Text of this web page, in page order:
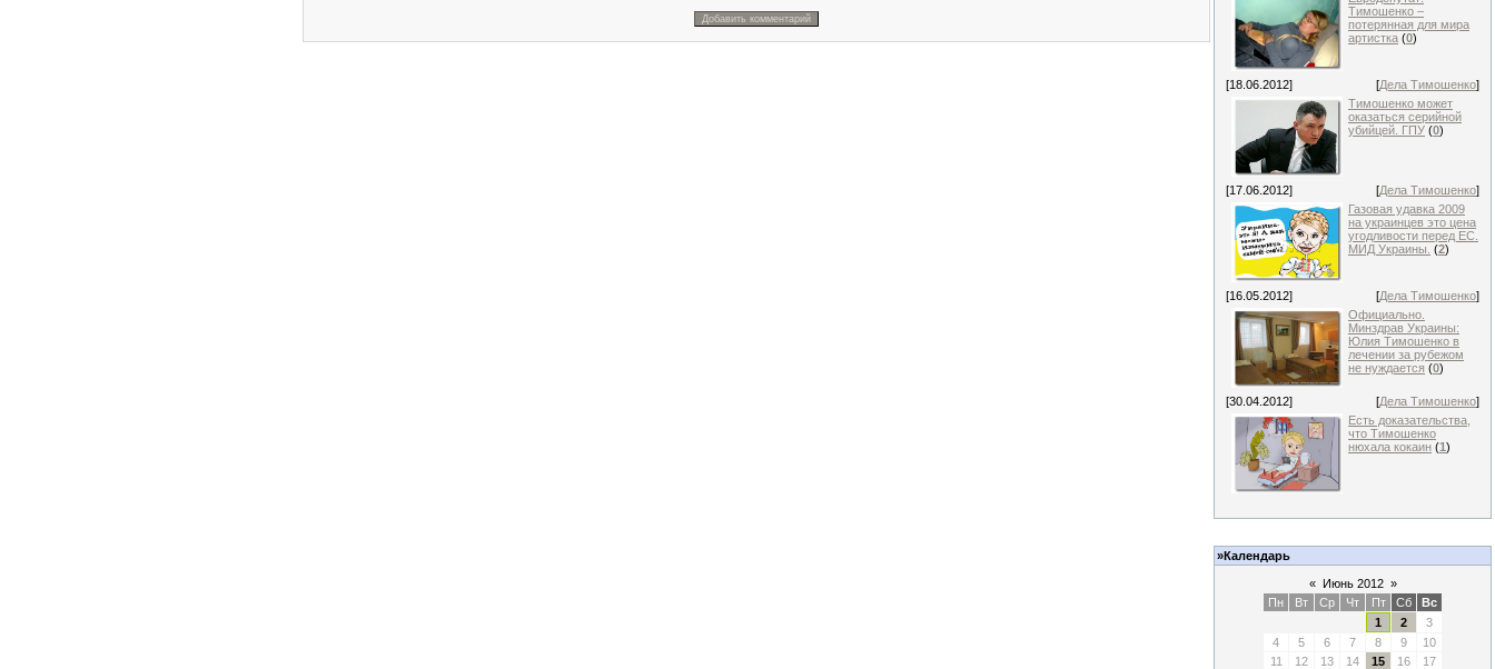
Тимошенко –
потерянная для мира
артистка (0)
[18.06.2012] [Дела Тимошенко]
Тимошенко может
оказаться серийной
убийцей. ГПУ (0)
[17.06.2012] [Дела Тимошенко]
Газовая удавка 2009
на украинцев это цена
угодливости перед ЕС.
МИД Украины. (2)
[16.05.2012] [Дела Тимошенко]
Официально.
Минздрав Украины:
Юлия Тимошенко в
лечении за рубежом
не нуждается (0)
[30.04.2012] [Дела Тимошенко]
Есть доказательства,
что Тимошенко
нюхала кокаин (1)
»Календарь
« Июнь 2012 »
Пн
Вт Ср Чт Пт Сб
Вс
1
2
3
4
5 6 7 8 9
10
11
12 13 14 15 16 17